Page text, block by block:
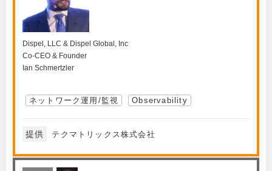
Dispel, LLC & Dispel Global, Inc
Co-CEO & Founder
Ian Schmertzler
ネットワーク運用/監視 Observability
提供 テクマトリックス株式会社